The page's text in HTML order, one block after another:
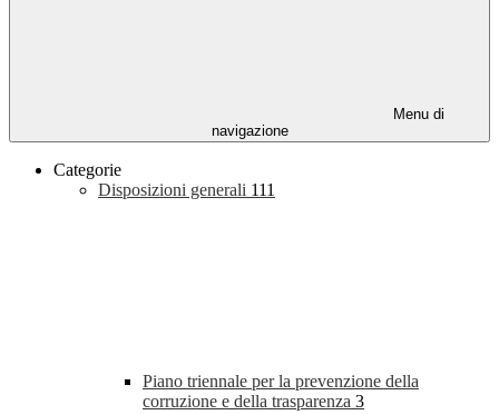
Menu di
navigazione
Categorie
Disposizioni generali 111
Piano triennale per la prevenzione della
corruzione e della trasparenza 3